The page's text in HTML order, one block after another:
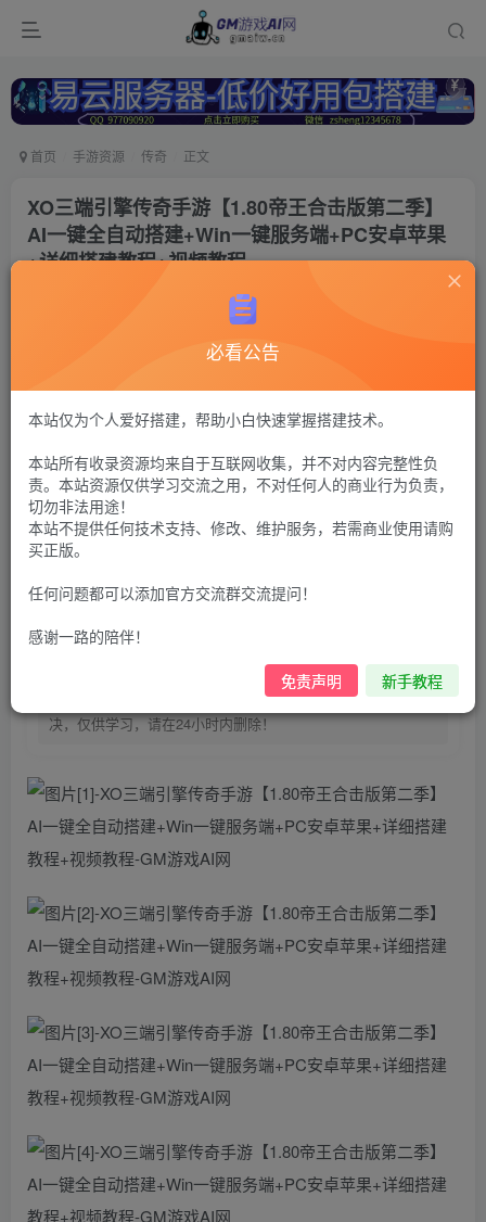
首页 手游资源 传奇 正文
XO三端引擎传奇手游【1.80帝王合击版第二季】
AI一键全自动搭建+Win一键服务端+PC安卓苹果
+详细搭建教程+视频教程
传奇xo引擎39
G币30 限时特惠
G币100
个人会员G币9.9 至尊会员 免费
购买前请先看完新手教程,未认真看完一切问题自行解决
点击查看
仅支持云服务器搭建，适用于小白快速搭建，只能确保安卓正
常进入游戏和后台使用，如有苹果请自测，游戏多少自带一些
bug，若后面因为bug或者其他原因导致游戏无法进入请自行解
决，仅供学习，请在24小时内删除！
付费资源
必看公告
本站仅为个人爱好搭建，帮助小白快速掌握搭建技术。
本站所有收录资源均来自于互联网收集，并不对内容完整性负
责。本站资源仅供学习交流之用，不对任何人的商业行为负责，
切勿非法用途！
本站不提供任何技术支持、修改、维护服务，若需商业使用请购
买正版。
任何问题都可以添加官方交流群交流提问！
感谢一路的陪伴！
免责声明 新手教程